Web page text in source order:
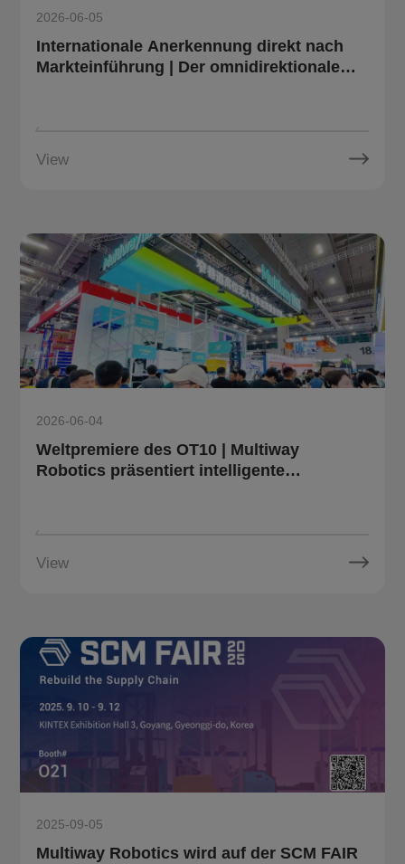
2026-06-05
Internationale Anerkennung direkt nach
Markteinführung | Der omnidirektionale
View
2026-06-04
Weltpremiere des OT10 | Multiway
Robotics präsentiert intelligente
View
2025-09-05
Multiway Robotics wird auf der SCM FAIR